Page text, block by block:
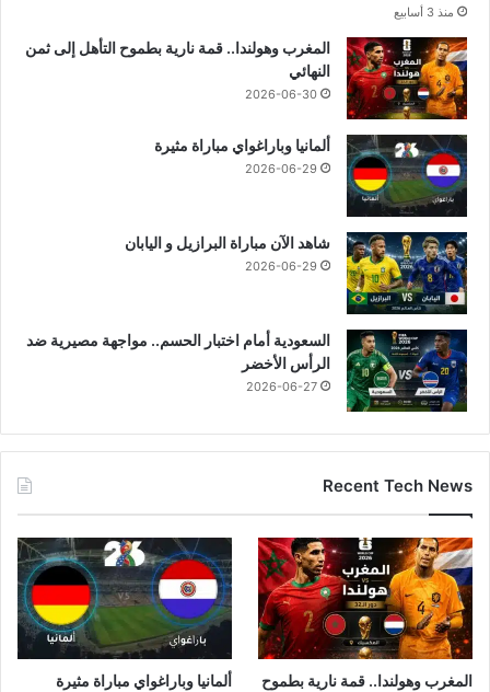
منذ 3 أسابيع
المغرب وهولندا.. قمة نارية بطموح التأهل إلى ثمن
النهائي
2026-06-30
ألمانيا وباراغواي مباراة مثيرة
2026-06-29
شاهد الآن مباراة البرازيل و اليابان
2026-06-29
السعودية أمام اختبار الحسم.. مواجهة مصيرية ضد
الرأس الأخضر
2026-06-27
Recent Tech News
المغرب وهولندا.. قمة نارية بطموح
ألمانيا وباراغواي مباراة مثيرة